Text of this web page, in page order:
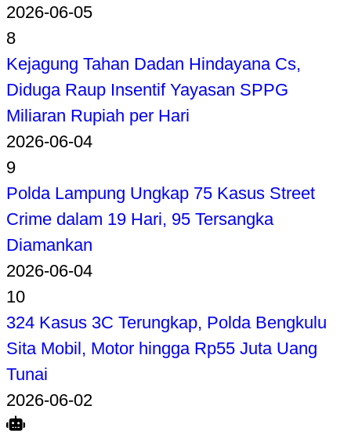
2026-06-05
8
Kejagung Tahan Dadan Hindayana Cs,
Diduga Raup Insentif Yayasan SPPG
Miliaran Rupiah per Hari
2026-06-04
9
Polda Lampung Ungkap 75 Kasus Street
Crime dalam 19 Hari, 95 Tersangka
Diamankan
2026-06-04
10
324 Kasus 3C Terungkap, Polda Bengkulu
Sita Mobil, Motor hingga Rp55 Juta Uang
Tunai
2026-06-02